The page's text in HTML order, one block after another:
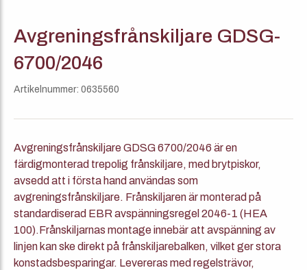
Avgreningsfrånskiljare GDSG-
6700/2046
Artikelnummer: 0635560
Avgreningsfrånskiljare GDSG 6700/2046 är en
färdigmonterad trepolig frånskiljare, med brytpiskor,
avsedd att i första hand användas som
avgreningsfrånskiljare. Frånskiljaren är monterad på
standardiserad EBR avspänningsregel 2046-1 (HEA
100).Frånskiljarnas montage innebär att avspänning av
linjen kan ske direkt på frånskiljarebalken, vilket ger stora
konstadsbesparingar. Levereras med regelsträvor,